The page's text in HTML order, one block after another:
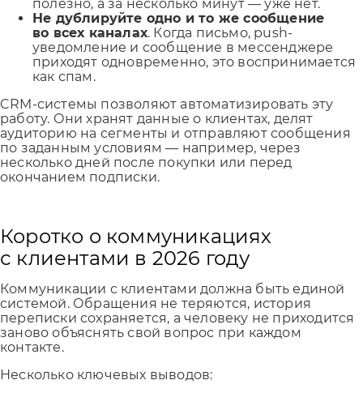
полезно, а за несколько минут — уже нет.
Не дублируйте одно и то же сообщение
во всех каналах. Когда письмо, push-
уведомление и сообщение в мессенджере
приходят одновременно, это воспринимается
как спам.
CRM-системы позволяют автоматизировать эту
работу. Они хранят данные о клиентах, делят
аудиторию на сегменты и отправляют сообщения
по заданным условиям — например, через
несколько дней после покупки или перед
окончанием подписки.
Коротко о коммуникациях
с клиентами в 2026 году
Коммуникации с клиентами должна быть единой
системой. Обращения не теряются, история
переписки сохраняется, а человеку не приходится
заново объяснять свой вопрос при каждом
контакте.
Несколько ключевых выводов: